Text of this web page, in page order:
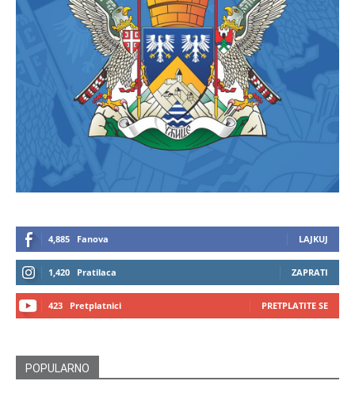
4,885 Fanova LAJKUJ
1,420 Pratilaca ZAPRATI
423 Pretplatnici PRETPLATITE SE
POPULARNO